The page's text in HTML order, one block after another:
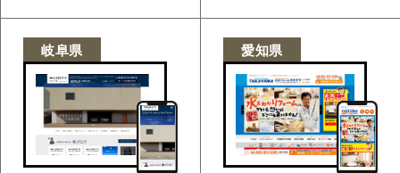
岐阜県 愛知県